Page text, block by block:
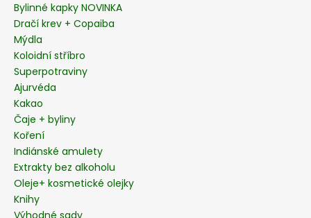
Bylinné kapky NOVINKA
Dračí krev + Copaiba
Mýdla
Koloidní stříbro
Superpotraviny
Ajurvéda
Kakao
Čaje + byliny
Koření
Indiánské amulety
Extrakty bez alkoholu
Oleje+ kosmetické olejky
Knihy